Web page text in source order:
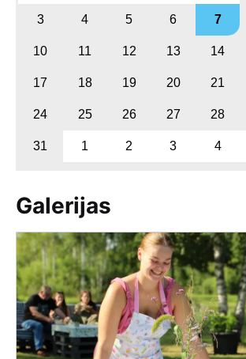
3 4 5 6 7
10 11 12 13 14
17 18 19 20 21
24 25 26 27 28
31 1 2 3 4
Galerijas